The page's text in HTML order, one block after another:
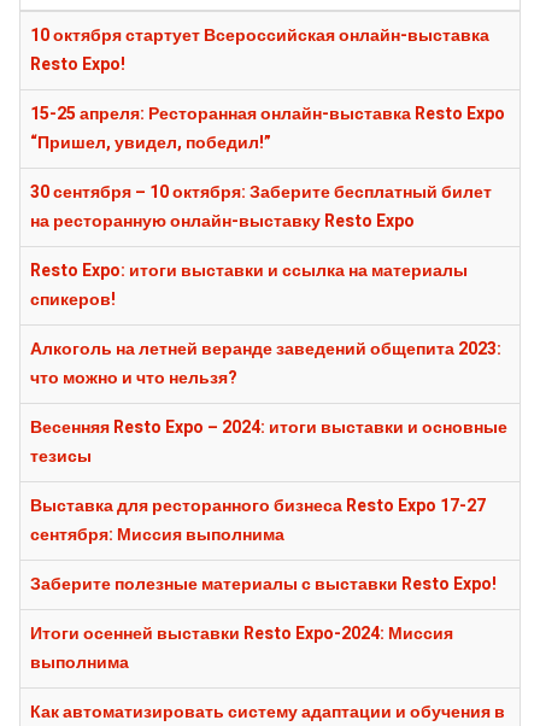
10 октября стартует Всероссийская онлайн-выставка
Resto Expo!
15-25 апреля: Ресторанная онлайн-выставка Resto Expo
“Пришел, увидел, победил!”
30 сентября – 10 октября: Заберите бесплатный билет
на ресторанную онлайн-выставку Resto Expo
Resto Expo: итоги выставки и ссылка на материалы
спикеров!
Алкоголь на летней веранде заведений общепита 2023:
что можно и что нельзя?
Весенняя Resto Expo – 2024: итоги выставки и основные
тезисы
Выставка для ресторанного бизнеса Resto Expo 17-27
сентября: Миссия выполнима
Заберите полезные материалы с выставки Resto Expo!
Итоги осенней выставки Resto Expo-2024: Миссия
выполнима
Как автоматизировать систему адаптации и обучения в